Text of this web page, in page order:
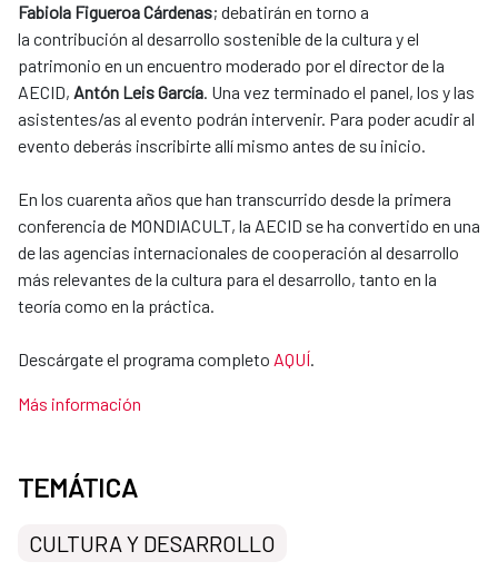
Fabiola Figueroa Cárdenas; debatirán en torno a
la contribución al desarrollo sostenible de la cultura y el
patrimonio en un encuentro moderado por el director de la
AECID, Antón Leis García. Una vez terminado el panel, los y las
asistentes/as al evento podrán intervenir. Para poder acudir al
evento deberás inscribirte allí mismo antes de su inicio.
En los cuarenta años que han transcurrido desde la primera
conferencia de MONDIACULT, la AECID se ha convertido en una
de las agencias internacionales de cooperación al desarrollo
más relevantes de la cultura para el desarrollo, tanto en la
teoría como en la práctica.
Descárgate el programa completo AQUÍ.
Más información
TEMÁTICA
CULTURA Y DESARROLLO